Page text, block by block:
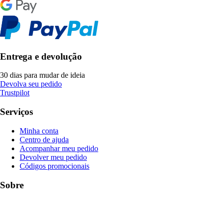
Entrega e devolução
30 dias para mudar de ideia
Devolva seu pedido
Trustpilot
Serviços
Minha conta
Centro de ajuda
Acompanhar meu pedido
Devolver meu pedido
Códigos promocionais
Sobre